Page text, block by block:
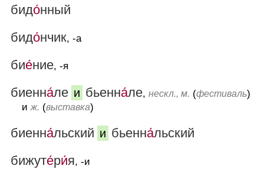
бидо́нный
бидо́нчик, -а
бие́ние, -я
биенна́ле и бьенна́ле, нескл., м. (фестиваль)
иж. (выставка)
биенна́льский и бьенна́льский
бижуте́ри́я, -и